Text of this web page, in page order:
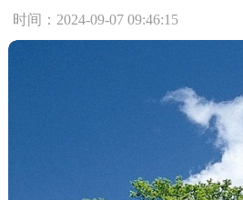
时间：2024-09-07 09:46:15